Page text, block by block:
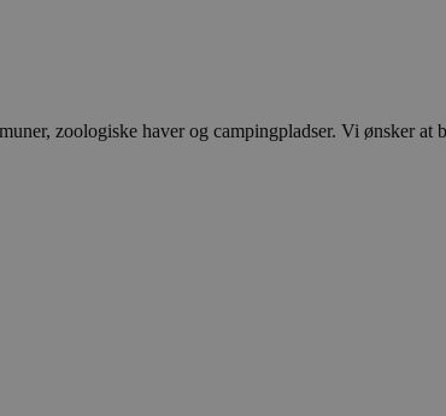
zoologiske haver og campingpladser. Vi ønsker at